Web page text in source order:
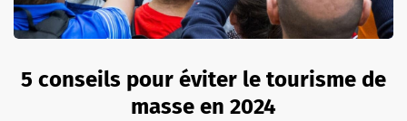
5 conseils pour éviter le tourisme de
masse en 2024